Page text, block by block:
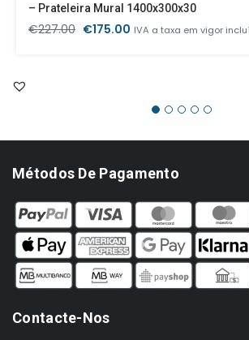
– Prateleira Mural 1400x300x30
€227.00 O
€175.00 O
IVA a taxa em vigor
Métodos De Pagamento
Contacte-Nos